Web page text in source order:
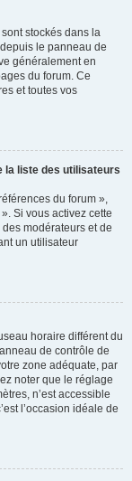
stockés dans la
le panneau de
généralement en
du forum. Ce
et toutes vos
la liste des utilisateurs
du forum »,
Si vous activez cette
modérateurs et de
un utilisateur
horaire différent du
de contrôle de
zone adéquate, par
noter que le réglage
n’est accessible
l’occasion idéale de